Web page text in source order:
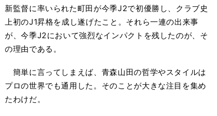
新監督に率いられた町田が今季J2で初優勝し、クラブ史
上初のJ1昇格を成し遂げたこと。それら一連の出来事
が、今季J2において強烈なインパクトを残したのが、そ
の理由である。
簡単に言ってしまえば、青森山田の哲学やスタイルは
プロの世界でも通用した。そのことが大きな注目を集め
たわけだ。